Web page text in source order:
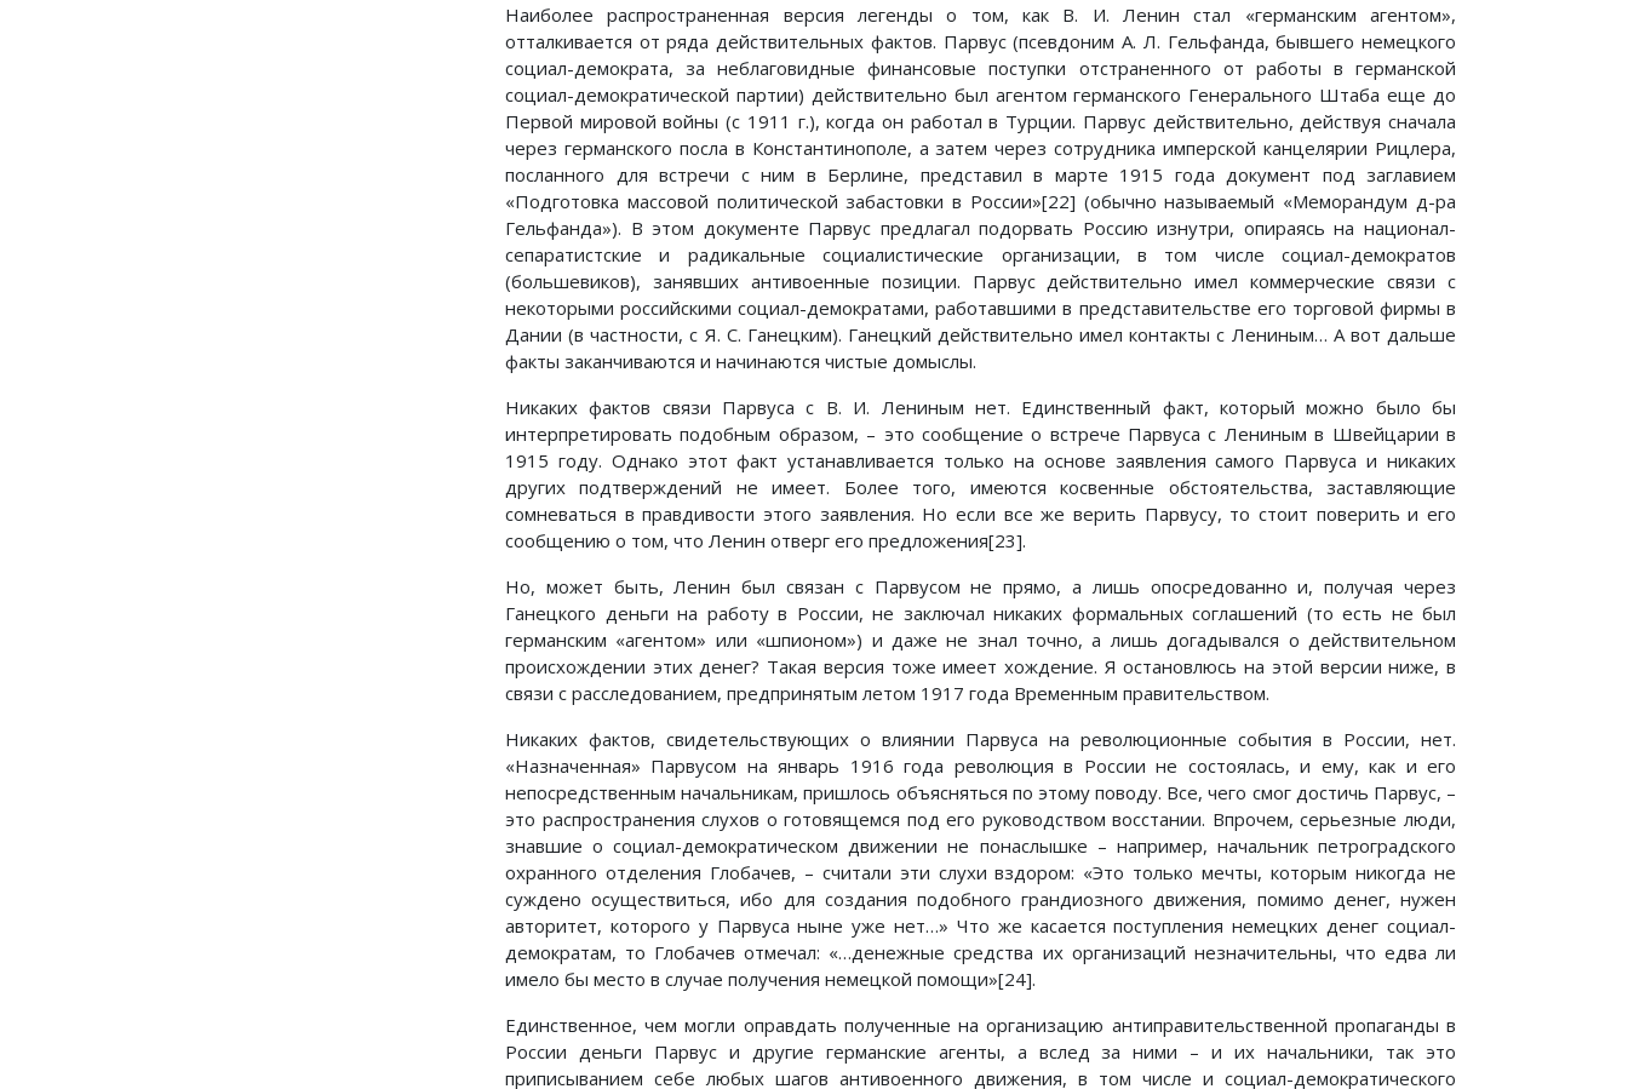
Наиболее распространенная версия легенды о том, как В. И. Ленин стал «германским агентом»,
отталкивается от ряда действительных фактов. Парвус (псевдоним А. Л. Гельфанда, бывшего немецкого
социал-демократа, за неблаговидные финансовые поступки отстраненного от работы в германской
социал-демократической партии) действительно был агентом германского Генерального Штаба еще до
Первой мировой войны (с 1911 г.), когда он работал в Турции. Парвус действительно, действуя сначала
через германского посла в Константинополе, а затем через сотрудника имперской канцелярии Рицлера,
посланного для встречи с ним в Берлине, представил в марте 1915 года документ под заглавием
«Подготовка массовой политической забастовки в России»[22] (обычно называемый «Меморандум д-ра
Гельфанда»). В этом документе Парвус предлагал подорвать Россию изнутри, опираясь на национал-
сепаратистские и радикальные социалистические организации, в том числе социал-демократов
(большевиков), занявших антивоенные позиции. Парвус действительно имел коммерческие связи с
некоторыми российскими социал-демократами, работавшими в представительстве его торговой фирмы в
Дании (в частности, с Я. С. Ганецким). Ганецкий действительно имел контакты с Лениным… А вот дальше
факты заканчиваются и начинаются чистые домыслы.
Никаких фактов связи Парвуса с В. И. Лениным нет. Единственный факт, который можно было бы
интерпретировать подобным образом, – это сообщение о встрече Парвуса с Лениным в Швейцарии в
1915 году. Однако этот факт устанавливается только на основе заявления самого Парвуса и никаких
других подтверждений не имеет. Более того, имеются косвенные обстоятельства, заставляющие
сомневаться в правдивости этого заявления. Но если все же верить Парвусу, то стоит поверить и его
сообщению о том, что Ленин отверг его предложения[23].
Но, может быть, Ленин был связан с Парвусом не прямо, а лишь опосредованно и, получая через
Ганецкого деньги на работу в России, не заключал никаких формальных соглашений (то есть не был
германским «агентом» или «шпионом») и даже не знал точно, а лишь догадывался о действительном
происхождении этих денег? Такая версия тоже имеет хождение. Я остановлюсь на этой версии ниже, в
связи с расследованием, предпринятым летом 1917 года Временным правительством.
Никаких фактов, свидетельствующих о влиянии Парвуса на революционные события в России, нет.
«Назначенная» Парвусом на январь 1916 года революция в России не состоялась, и ему, как и его
непосредственным начальникам, пришлось объясняться по этому поводу. Все, чего смог достичь Парвус, –
это распространения слухов о готовящемся под его руководством восстании. Впрочем, серьезные люди,
знавшие о социал-демократическом движении не понаслышке – например, начальник петроградского
охранного отделения Глобачев, – считали эти слухи вздором: «Это только мечты, которым никогда не
суждено осуществиться, ибо для создания подобного грандиозного движения, помимо денег, нужен
авторитет, которого у Парвуса ныне уже нет…» Что же касается поступления немецких денег социал-
демократам, то Глобачев отмечал: «…денежные средства их организаций незначительны, что едва ли
имело бы место в случае получения немецкой помощи»[24].
Единственное, чем могли оправдать полученные на организацию антиправительственной пропаганды в
России деньги Парвус и другие германские агенты, а вслед за ними – и их начальники, так это
приписыванием себе любых шагов антивоенного движения, в том числе и социал-демократического